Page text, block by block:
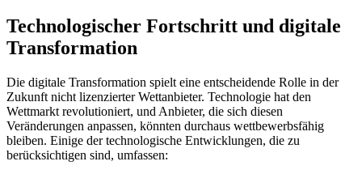
Technologischer Fortschritt und digitale
Transformation
Die digitale Transformation spielt eine entscheidende Rolle in der
Zukunft nicht lizenzierter Wettanbieter. Technologie hat den
Wettmarkt revolutioniert, und Anbieter, die sich diesen
Veränderungen anpassen, könnten durchaus wettbewerbsfähig
bleiben. Einige der technologische Entwicklungen, die zu
berücksichtigen sind, umfassen: